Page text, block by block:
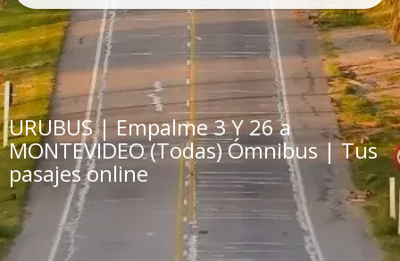
URUBUS | Empalme 3 Y 26 a
MONTEVIDEO (Todas) Ómnibus | Tus
pasajes online